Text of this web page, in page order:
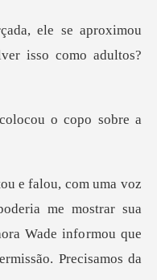
oximou
iss
o copo sobre a
me mostrar sua
Wade info